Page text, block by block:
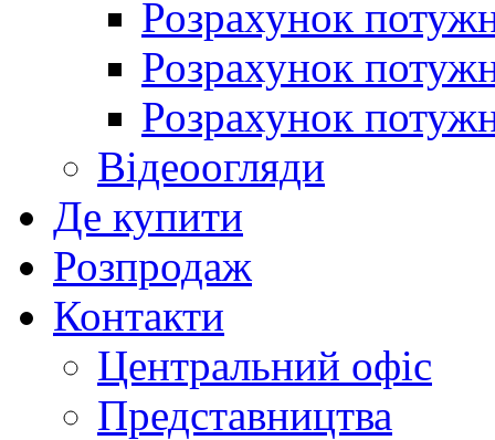
Розрахунок
Розрахунок
Розрахунок
Відеоогляди
Де купити
Розпродаж
Контакти
Центральний офіс
Представництва